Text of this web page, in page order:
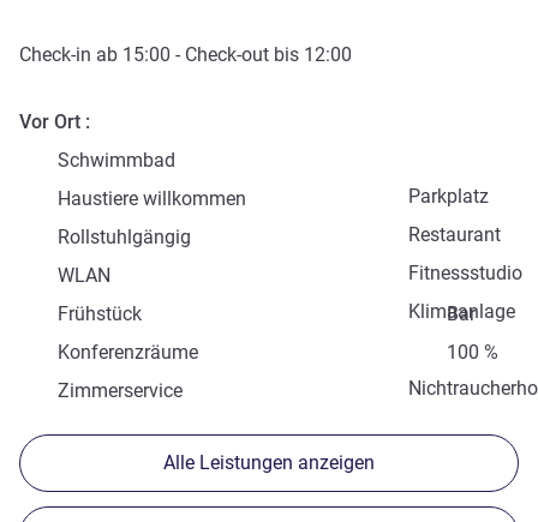
Check-in ab 15:00 - Check-out bis 12:00
Vor Ort
Schwimmbad
Parkplatz
Haustiere willkommen
Restaurant
Rollstuhlgängig
Fitnessstudio
WLAN
Klimaanlage
Frühstück
Bar
Konferenzräume
100 %
Zimmerservice
Alle Leistungen anzeigen